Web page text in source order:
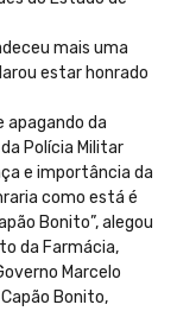
mais uma
estar honrado
apagando da
Polícia Militar
e importância da
como está é
Bonito”, alegou
da Farmácia,
Marcelo
Bonito,